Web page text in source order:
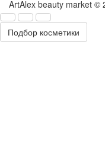
ArtAlex beauty market ©
Подбор косметики